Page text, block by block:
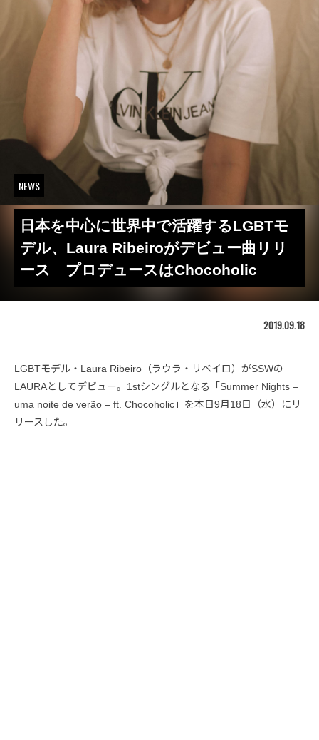
NEWS
日本を中心に世界中で活躍するLGBTモ
デル、Laura Ribeiroがデビュー曲リリ
ース プロデュースはChocoholic
2019.09.18
LGBTモデル・Laura Ribeiro（ラウラ・リベイロ）がSSWの
LAURAとしてデビュー。1stシングルとなる「Summer Nights –
uma noite de verão – ft. Chocoholic」を本日9月18日（水）にリ
リースした。